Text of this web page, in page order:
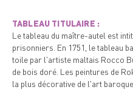
TABLEAU TITULAIRE :
Le tableau du maître-autel est
prisonniers. En 1751, le tableau
toile par l'artiste maltais Rocco
de bois doré. Les peintures de
la plus décorative de l'art